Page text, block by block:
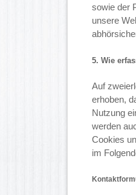
sowie der
unsere
5. Wie
Auf
erhoben,
Nutzung
werden
Cookies
im